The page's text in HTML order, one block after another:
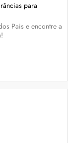
para
Pais e encontre a